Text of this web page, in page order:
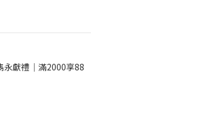
永獻禮｜滿2000享88